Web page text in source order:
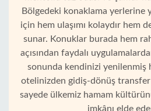
Bölgedeki konaklama yerlerine
için hem ulaşımı kolaydır hem
sunar. Konuklar burada hem
açısından faydalı
sonunda kendinizi yenilenmiş
otelinizden gidiş-dönüş
sayede ülkemiz hamam
imkânı elde